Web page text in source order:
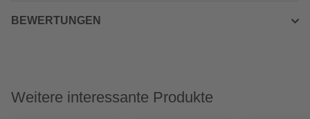
BEWERTUNGEN
Weitere interessante Produkte